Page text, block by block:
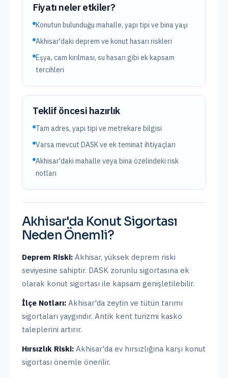
Fiyatı neler etkiler?
Konutun bulunduğu mahalle, yapı tipi ve bina yaşı
Akhisar'daki deprem ve konut hasarı riskleri
Eşya, cam kırılması, su hasarı gibi ek kapsam
tercihleri
Teklif öncesi hazırlık
Tam adres, yapı tipi ve metrekare bilgisi
Varsa mevcut DASK ve ek teminat ihtiyaçları
Akhisar'daki mahalle veya bina özelindeki risk
notları
Akhisar'da Konut Sigortası
Neden Önemli?
Deprem Riski: Akhisar, yüksek deprem riski
seviyesine sahiptir. DASK zorunlu sigortasına ek
olarak konut sigortası ile kapsam genişletilebilir.
İlçe Notları: Akhisar'da zeytin ve tütün tarımı
sigortaları yaygındır. Antik kent turizmi kasko
taleplerini artırır.
Hırsızlık Riski: Akhisar'da ev hırsızlığına karşı konut
sigortası önemle önerilir.